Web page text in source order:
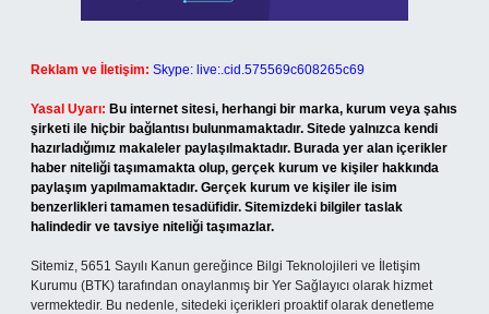
Reklam ve İletişim: Skype: live:.cid.575569c608265c69
Yasal Uyarı: Bu internet sitesi, herhangi bir marka, kurum veya şahıs
şirketi ile hiçbir bağlantısı bulunmamaktadır. Sitede yalnızca kendi
hazırladığımız makaleler paylaşılmaktadır. Burada yer alan içerikler
haber niteliği taşımamakta olup, gerçek kurum ve kişiler hakkında
paylaşım yapılmamaktadır. Gerçek kurum ve kişiler ile isim
benzerlikleri tamamen tesadüfidir. Sitemizdeki bilgiler taslak
halindedir ve tavsiye niteliği taşımazlar.
Sitemiz, 5651 Sayılı Kanun gereğince Bilgi Teknolojileri ve İletişim
Kurumu (BTK) tarafından onaylanmış bir Yer Sağlayıcı olarak hizmet
vermektedir. Bu nedenle, sitedeki içerikleri proaktif olarak denetleme